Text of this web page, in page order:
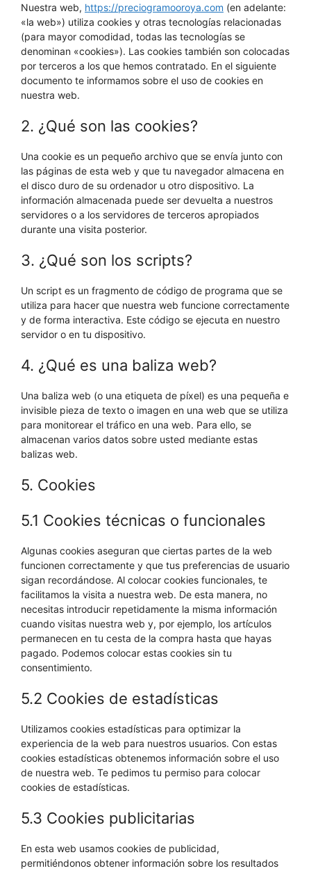
Nuestra web, https://preciogramooroya.com (en adelante:
«la web») utiliza cookies y otras tecnologías relacionadas
(para mayor comodidad, todas las tecnologías se
denominan «cookies»). Las cookies también son colocadas
por terceros a los que hemos contratado. En el siguiente
documento te informamos sobre el uso de cookies en
nuestra web.
2. ¿Qué son las cookies?
Una cookie es un pequeño archivo que se envía junto con
las páginas de esta web y que tu navegador almacena en
el disco duro de su ordenador u otro dispositivo. La
información almacenada puede ser devuelta a nuestros
servidores o a los servidores de terceros apropiados
durante una visita posterior.
3. ¿Qué son los scripts?
Un script es un fragmento de código de programa que se
utiliza para hacer que nuestra web funcione correctamente
y de forma interactiva. Este código se ejecuta en nuestro
servidor o en tu dispositivo.
4. ¿Qué es una baliza web?
Una baliza web (o una etiqueta de píxel) es una pequeña e
invisible pieza de texto o imagen en una web que se utiliza
para monitorear el tráfico en una web. Para ello, se
almacenan varios datos sobre usted mediante estas
balizas web.
5. Cookies
5.1 Cookies técnicas o funcionales
Algunas cookies aseguran que ciertas partes de la web
funcionen correctamente y que tus preferencias de usuario
sigan recordándose. Al colocar cookies funcionales, te
facilitamos la visita a nuestra web. De esta manera, no
necesitas introducir repetidamente la misma información
cuando visitas nuestra web y, por ejemplo, los artículos
permanecen en tu cesta de la compra hasta que hayas
pagado. Podemos colocar estas cookies sin tu
consentimiento.
5.2 Cookies de estadísticas
Utilizamos cookies estadísticas para optimizar la
experiencia de la web para nuestros usuarios. Con estas
cookies estadísticas obtenemos información sobre el uso
de nuestra web. Te pedimos tu permiso para colocar
cookies de estadísticas.
5.3 Cookies publicitarias
En esta web usamos cookies de publicidad,
permitiéndonos obtener información sobre los resultados